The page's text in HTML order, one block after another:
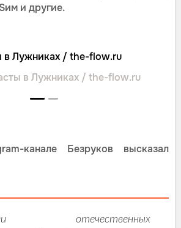
и другие.
в Лужниках / the-flow.ru
канале Безруков высказал
отечественных